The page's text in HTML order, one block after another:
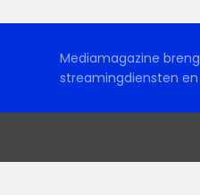
Mediamagazine
streamingdiensten